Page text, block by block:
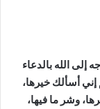
إلى الله بالدعاء
إني أسألك خيرها،
وشر ما فيها،